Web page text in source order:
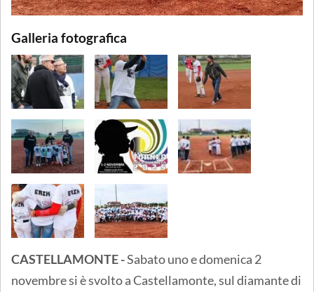
Galleria fotografica
CASTELLAMONTE -Sabato uno e domenica 2
novembre si è svolto a Castellamonte, sul diamante di